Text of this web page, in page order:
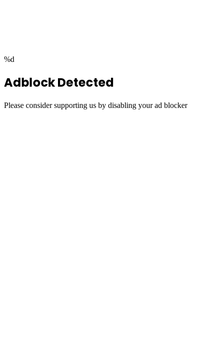
%d
Adblock Detected
Please consider supporting us by disabling your ad blocker